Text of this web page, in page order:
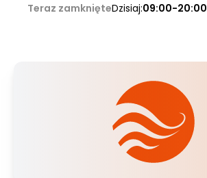
Teraz zamknięteDzisiaj:09:00-20:00